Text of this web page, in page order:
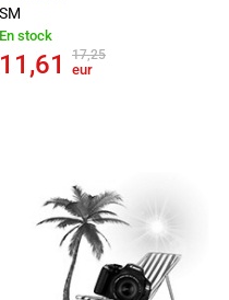
SM
En stock
11,61 17,25
eur